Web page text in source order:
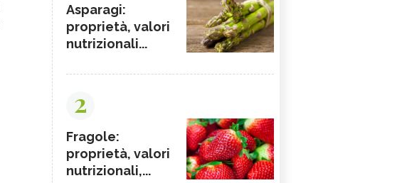
Asparagi:
proprietà, valori
nutrizionali...
2
Fragole:
proprietà, valori
nutrizionali,...